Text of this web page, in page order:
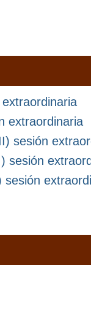
extraordinaria
sesión
sesión